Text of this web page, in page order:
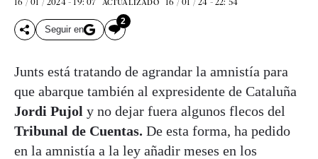
Seguir en
2
Junts está tratando de agrandar la amnistía para
que abarque también al expresidente de Cataluña
Jordi Pujol y no dejar fuera algunos flecos del
Tribunal de Cuentas. De esta forma, ha pedido
en la amnistía a la ley añadir meses en los